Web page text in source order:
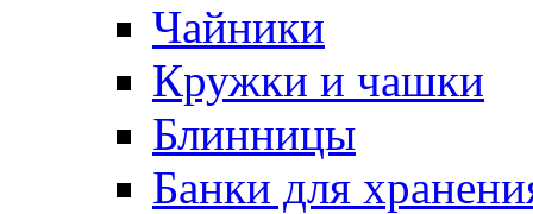
Чайники
Кружки и чашки
Блинницы
Банки для